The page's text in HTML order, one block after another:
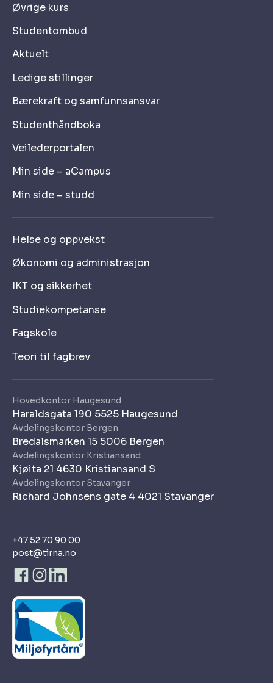
+47 52 70 90 00
post@tirna.no
Hovedkontor Haugesund
Haraldsgata 190 5525 Haugesund
Avdelingskontor Bergen
Bredalsmarken 15 5006 Bergen
Avdelingskontor Kristiansand
Kjøita 21 4630 Kristiansand S
Avdelingskontor Stavanger
Richard Johnsens gate 4 4021 Stavanger
Øvrige kurs
Studentombud
Aktuelt
Ledige stillinger
Bærekraft og samfunnsansvar
Studenthåndboka
Veilederportalen
Min side – aCampus
Min side – studd
Helse og oppvekst
Økonomi og administrasjon
IKT og sikkerhet
Studiekompetanse
Fagskole
Teori til fagbrev